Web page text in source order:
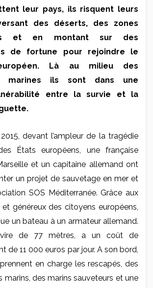
leur pays, ils risquent leurs
des déserts, des zones
et en montant sur des
de fortune pour rejoindre le
Là au milieu des
marines ils sont dans une
entre la survie et la
devant l’ampleur de la tragédie
États européens, une française
et un capitaine allemand ont
un projet de sauvetage en mer et
SOS Méditerranée. Grâce aux
généreux des citoyens européens,
un bateau à un armateur allemand.
de 77 mètres, a un coût de
de 11 000 euros par jour. A son bord,
en charge les rescapés, des
marins, des marins sauveteurs et une